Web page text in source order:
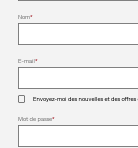
Nom*
E-mail*
Envoyez-moi des nouvelles et des offres
Mot de passe*